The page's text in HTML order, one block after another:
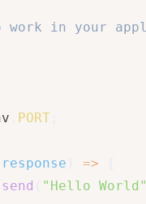
in your
PORT
response =>
send
"Hello